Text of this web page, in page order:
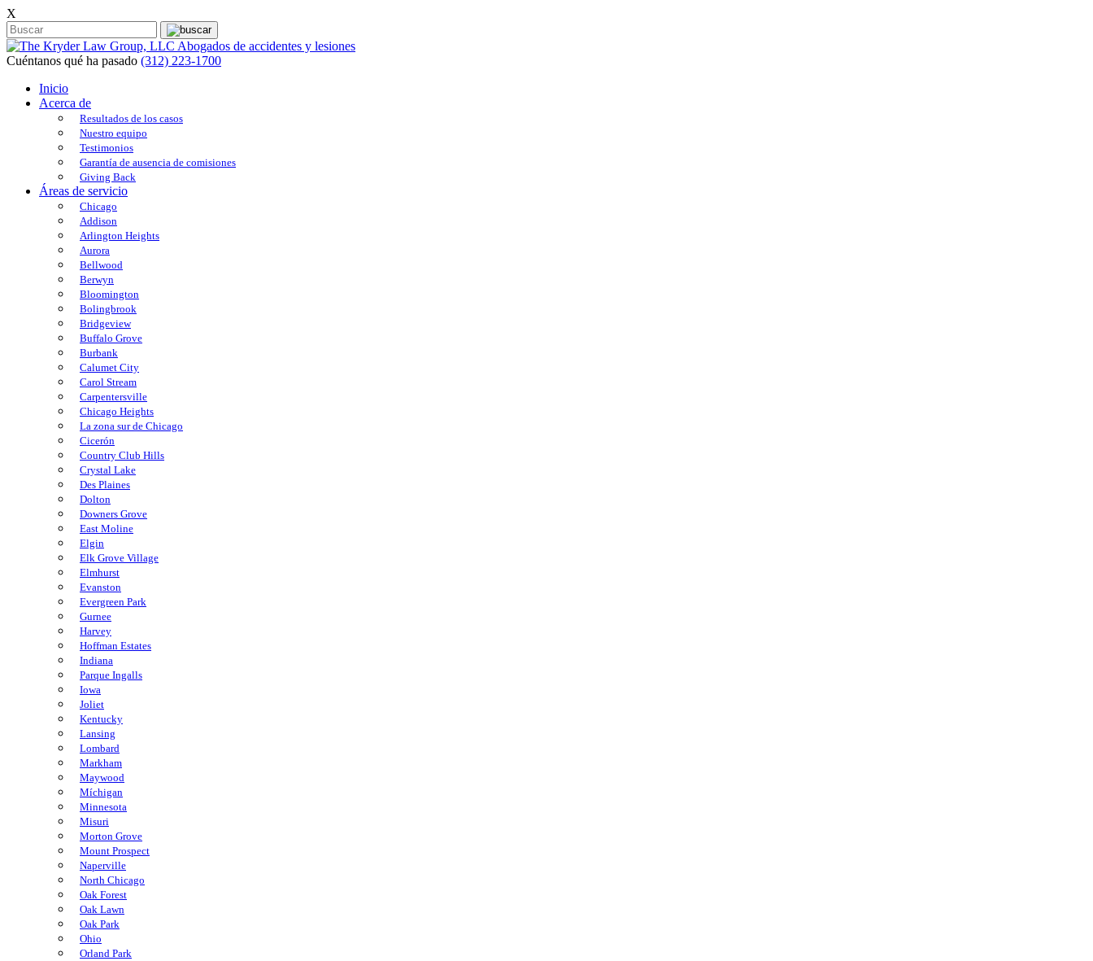
X
Cuéntanos qué ha pasado (312) 223-1700
Inicio
Acerca de
Resultados de los casos
Nuestro equipo
Testimonios
Garantía de ausencia de comisiones
Giving Back
Áreas de servicio
Chicago
Addison
Arlington Heights
Aurora
Bellwood
Berwyn
Bloomington
Bolingbrook
Bridgeview
Buffalo Grove
Burbank
Calumet City
Carol Stream
Carpentersville
Chicago Heights
La zona sur de Chicago
Cicerón
Country Club Hills
Crystal Lake
Des Plaines
Dolton
Downers Grove
East Moline
Elgin
Elk Grove Village
Elmhurst
Evanston
Evergreen Park
Gurnee
Harvey
Hoffman Estates
Indiana
Parque Ingalls
Iowa
Joliet
Kentucky
Lansing
Lombard
Markham
Maywood
Míchigan
Minnesota
Misuri
Morton Grove
Mount Prospect
Naperville
North Chicago
Oak Forest
Oak Lawn
Oak Park
Ohio
Orland Park